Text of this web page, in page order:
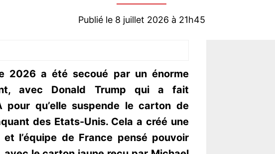
Publié le 8 juillet 2026 à 21h45
2026 a été secoué par un énorme
avec Donald Trump qui a fait
pour qu’elle suspende le carton de
des Etats-Unis. Cela a créé une
et l’équipe de France pensé pouvoir